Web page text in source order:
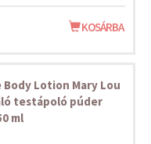
KOSÁRBA
Body Lotion Mary Lou
testápoló púder
ml